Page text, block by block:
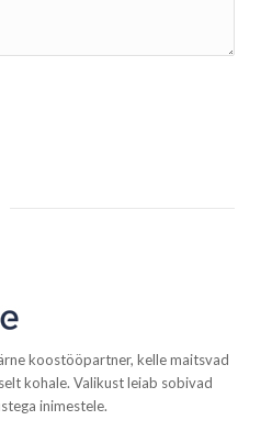
koostööpartner, kelle maitsvad
kohale. Valikust leiab sobivad
inimestele.